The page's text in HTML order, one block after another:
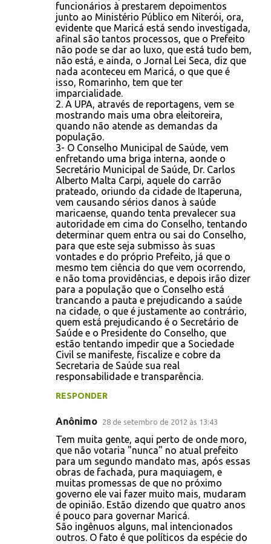
funcionários à prestarem depoimentos
junto ao Ministério Público em Niterói, ora,
evidente que Maricá está sendo investigada,
afinal são tantos processos, que o Prefeito
não pode se dar ao luxo, que está tudo bem,
não está, e ainda, o Jornal Lei Seca, diz que
nada aconteceu em Maricá, o que que é
isso, Romarinho, tem que ter
imparcialidade.
2. A UPA, através de reportagens, vem se
mostrando mais uma obra eleitoreira,
quando não atende as demandas da
população.
3- O Conselho Municipal de Saúde, vem
enfretando uma briga interna, aonde o
Secretário Municipal de Saúde, Dr. Carlos
Alberto Malta Carpi, aquele do carrão
prateado, oriundo da cidade de Itaperuna,
vem causando sérios danos à saúde
maricaense, quando tenta prevalecer sua
autoridade em cima do Conselho, tentando
determinar quem entra ou sai do Conselho,
para que este seja submisso às suas
vontades e do próprio Prefeito, já que o
mesmo tem ciência do que vem ocorrendo,
e não toma providências, e depois irão dizer
para a população que o Conselho está
trancando a pauta e prejudicando a saúde
na cidade, o que é justamente ao contrário,
quem está prejudicando é o Secretário de
Saúde e o Presidente do Conselho, que
estão tentando impedir que a Sociedade
Civil se manifeste, fiscalize e cobre da
Secretaria de Saúde sua real
responsabilidade e transparência.
RESPONDER
Anônimo 28 de setembro de 2012 às 13:43
Tem muita gente, aqui perto de onde moro,
que não votaria "nunca" no atual prefeito
para um segundo mandato mas, após essas
obras de fachada, pura maquiagem, e
muitas promessas de que no próximo
governo ele vai fazer muito mais, mudaram
de opinião. Estão dizendo que quatro anos
é pouco para governar Maricá.
São ingênuos alguns, mal intencionados
outros. O fato é que políticos da espécie do